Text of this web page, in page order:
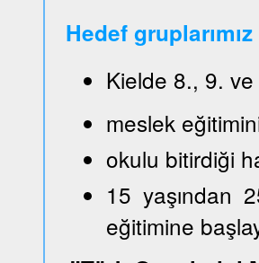
Hedef gruplarımız
Kielde 8., 9.
meslek
okulu bitirdiği
15 yaşından
eğitimine